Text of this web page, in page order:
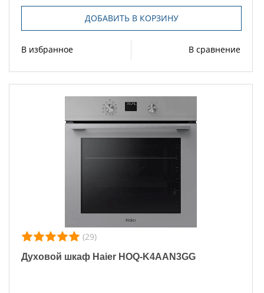
ДОБАВИТЬ В КОРЗИНУ
В избранное В сравнение
(29)
Духовой шкаф Haier HOQ-K4AAN3GG